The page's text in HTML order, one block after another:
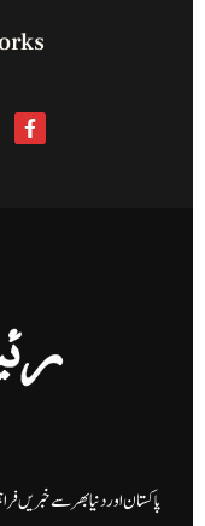
پاکستان اور دنیا بھر سے خبریں